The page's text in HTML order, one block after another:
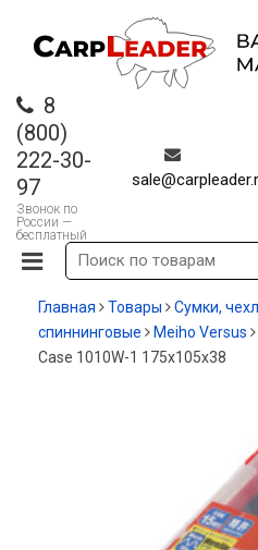
8
(800)
222-30-
97
Звонок по
России —
бесплатный
Главная Товары Сумки,
спиннинговые
Meiho Versus
Case 1010W-1 175х105х38